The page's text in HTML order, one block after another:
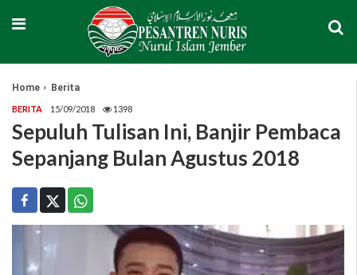
Home Berita
BERITA 15/09/2018 1398
Sepuluh Tulisan Ini, Banjir Pembaca
Sepanjang Bulan Agustus 2018